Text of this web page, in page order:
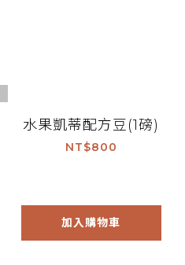
水果凱蒂配方豆(1磅)
NT$800
加入購物車